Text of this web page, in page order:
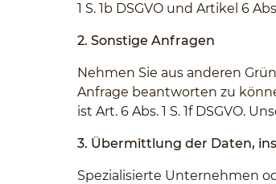
1 S. 1b DSGVO und Artikel 6
2. Sonstige Anfragen
Nehmen Sie aus anderen
Anfrage beantworten zu
ist Art. 6 Abs. 1 S. 1f DSGVO.
3. Übermittlung der Daten,
Spezialisierte Unternehmen